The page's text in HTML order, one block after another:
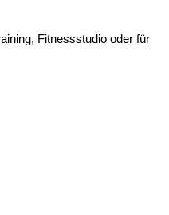
Fitnessstudio oder für